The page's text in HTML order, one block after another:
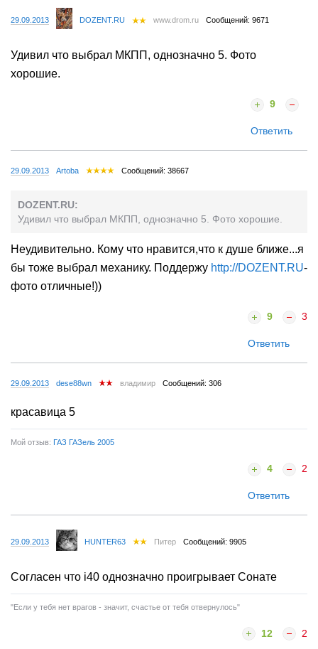
29.09.2013 DOZENT.RU www.drom.ru Сообщений: 9671
Удивил что выбрал МКПП, однозначно 5. Фото
хорошие.
9
Ответить
29.09.2013 Artoba Сообщений: 38667
DOZENT.RU:
Удивил что выбрал МКПП, однозначно 5. Фото хорошие.
Неудивительно. Кому что нравится,что к душе ближе...я
бы тоже выбрал механику. Поддержу http://DOZENT.RU-
фото отличные!))
9 3
Ответить
29.09.2013 dese88wn владимир Сообщений: 306
красавица 5
Мой отзыв: ГАЗ ГАЗель 2005
4 2
Ответить
29.09.2013 HUNTER63 Питер Сообщений: 9905
Согласен что i40 однозначно проигрывает Сонате
"Если у тебя нет врагов - значит, счастье от тебя отвернулось"
12 2